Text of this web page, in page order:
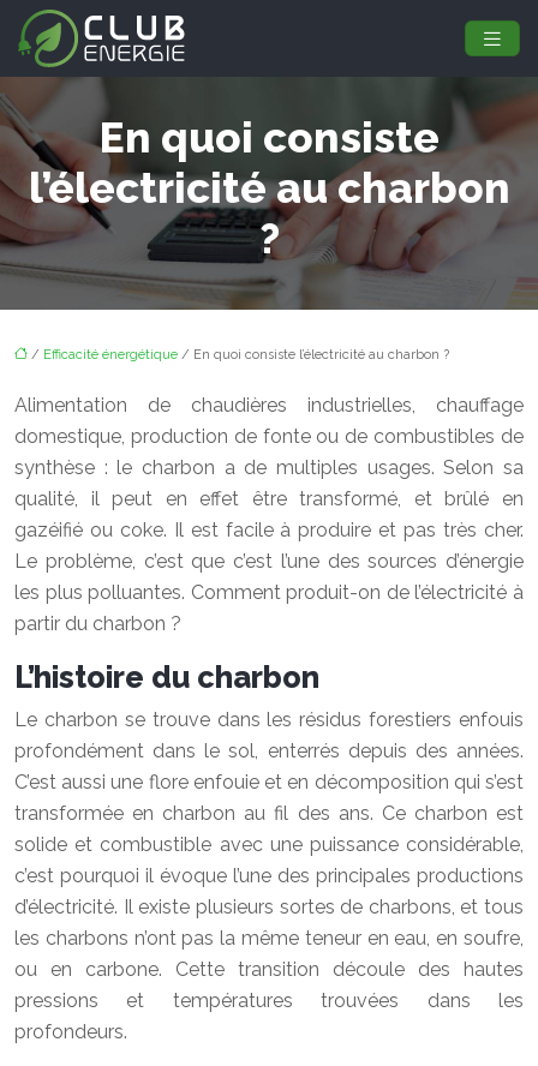
En quoi consiste
l’électricité au charbon
?
/ Efficacité énergétique / En quoi consiste l’électricité au charbon ?
Alimentation de chaudières industrielles, chauffage
domestique, production de fonte ou de combustibles de
synthèse : le charbon a de multiples usages. Selon sa
qualité, il peut en effet être transformé, et brûlé en
gazéifié ou coke. Il est facile à produire et pas très cher.
Le problème, c’est que c’est l’une des sources d’énergie
les plus polluantes. Comment produit-on de l’électricité à
partir du charbon ?
L’histoire du charbon
Le charbon se trouve dans les résidus forestiers enfouis
profondément dans le sol, enterrés depuis des années.
C’est aussi une flore enfouie et en décomposition qui s’est
transformée en charbon au fil des ans. Ce charbon est
solide et combustible avec une puissance considérable,
c’est pourquoi il évoque l’une des principales productions
d’électricité. Il existe plusieurs sortes de charbons, et tous
les charbons n’ont pas la même teneur en eau, en soufre,
ou en carbone. Cette transition découle des hautes
pressions et températures trouvées dans les
profondeurs.